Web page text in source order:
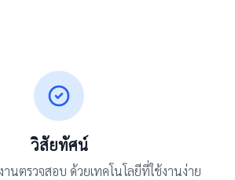
วิสัยทัศน์
นตรวจสอบ ด้วยเทคโนโลยีที่ใช้งานง่าย